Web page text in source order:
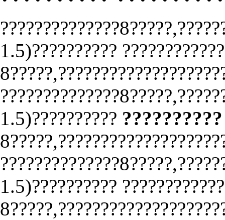
1.5)??????????
1.5)?????????? ??????????
1.5)??????????